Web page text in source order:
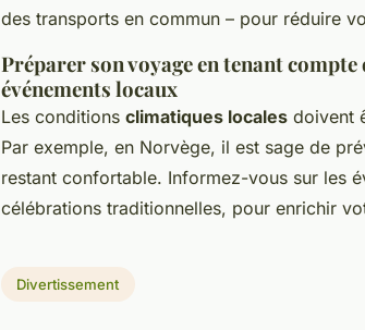
des transports en commun – pour réduire
Préparer son voyage en tenant
événements locaux
Les conditions climatiques locales doivent
Par exemple, en Norvège, il est sage de
restant confortable. Informez-vous sur les
célébrations traditionnelles, pour enrichir
Divertissement